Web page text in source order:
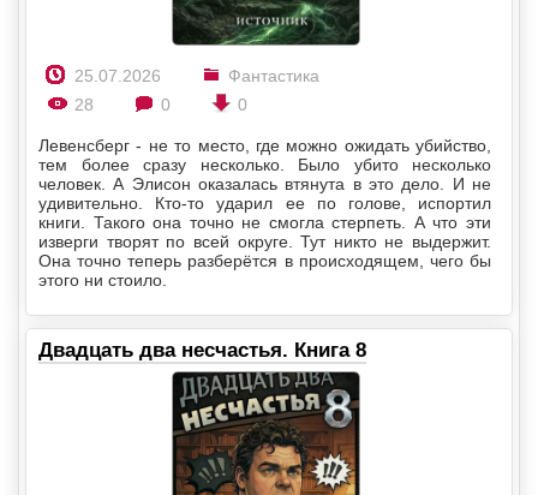
25.07.2026
Фантастика
28
0 0
Левенсберг - не то место, где можно ожидать убийство,
тем более сразу несколько. Было убито несколько
человек. А Элисон оказалась втянута в это дело. И не
удивительно. Кто-то ударил ее по голове, испортил
книги. Такого она точно не смогла стерпеть. А что эти
изверги творят по всей округе. Тут никто не выдержит.
Она точно теперь разберётся в происходящем, чего бы
этого ни стоило.
Двадцать два несчастья. Книга 8